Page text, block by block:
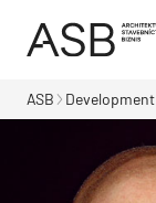
ASB Development